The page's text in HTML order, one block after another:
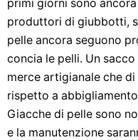
primi giorni sono
produttori di giubbotti,
pelle ancora seguono
concia le pelli. Un
merce artigianale che
rispetto a
Giacche di pelle sono
e la manutenzione